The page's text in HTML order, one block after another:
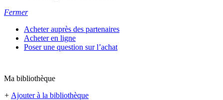
Fermer
Acheter auprès des partenaires
Acheter en ligne
Poser une question sur l’achat
Ma bibliothèque
+ Ajouter à la bibliothèque